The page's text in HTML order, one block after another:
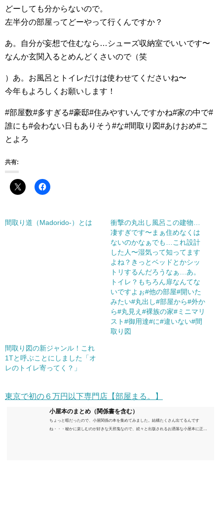
どーしても分からないので。
左半分の部屋ってどーやって行くんですか？
あ。自分が妄想で住むなら…シューズ収納室でいいです〜
なんか玄関入るとめんどくさいので（笑
）あ。お風呂とトイレだけは使わせてくださいね〜
今年もよろしくお願いします！
#部屋数#多すぎる#豪邸#住みやすいんですかね#家の中で#
誰にも#会わない日もありそう#な#間取り図#あけおめ#こ
とよろ
共有:
間取り道（Madorido-）とは
衝撃の丸出し風呂この建物…
凄すぎです〜まぁ住めなくは
ないのかなぁでも…これ設計
した人〜湿気って知ってます
よね？きっとベッドとかシッ
トリするんだろうなぁ…あ。
トイレ？もちろん扉なんてな
いですよぉ#他の部屋#開いた
みたい#丸出し#部屋から#外か
ら#丸見え#裸族の家#ミニマリ
スト#御用達#に#違いない#間
取り図
間取り図の新ジャンル！これ
1Tと呼ぶことにしました「オ
レのトイレ寄ってく？」
東京で初の６万円以下専門店【部屋まる。】
小屋本のまとめ（関係書を含む）
ちょっと暇だったので、小屋関係の本を集めてみました。結構たくさん出てるんです
ね・・・秘かに楽しむのが好きな天邪鬼なので、続々と出版されるお洒落な小屋本に正直